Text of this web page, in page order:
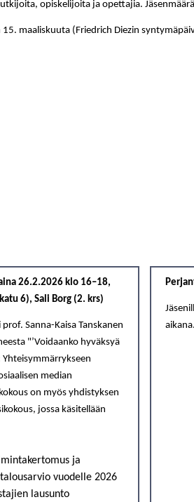
opiskelijoita ja opettajia.
15. maaliskuuta (Friedrich Diezin
26.2.2026 klo 16–18,
6), Sali Borg (2. krs)
Sanna-Kaisa Tanskanen
"’Voidaanko hyväksyä
Yhteisymmärrykseen
median
on myös yhdistyksen
jossa käsitellään
ja
vuodelle 2026
lausunto
aikana.